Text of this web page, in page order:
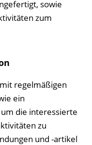
sowie
zum
regelmäßigen
ein
die interessierte
zu
und -artikel